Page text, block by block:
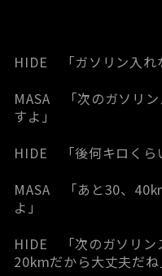
HIDE 「ガソリン入れ
MASA 「次のガソリ
すよ」
HIDE 「後何キロくら
MASA 「あと30、
よ」
HIDE 「次のガソリン
20kmだから大丈夫だね